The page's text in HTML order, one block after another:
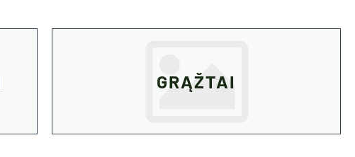
GRĄŽTAI